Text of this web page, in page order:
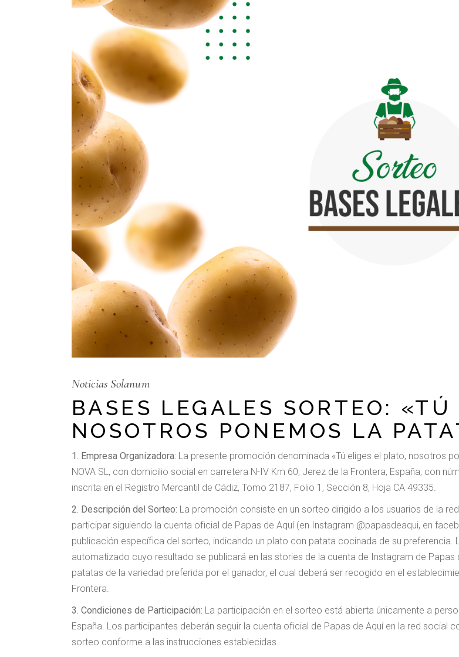
Noticias Solanum
BASES LEGALES SORTEO:
NOSOTROS PONEMOS LA
1. Empresa Organizadora: La presente promoción denominada «Tú eliges el plato, nosotros
NOVA SL, con domicilio social en carretera N-IV Km 60, Jerez de la Frontera, España, con
inscrita en el Registro Mercantil de Cádiz, Tomo 2187, Folio 1, Sección 8, Hoja CA 49335.
2. Descripción del Sorteo: La promoción consiste en un sorteo dirigido a los usuarios de la
participar siguiendo la cuenta oficial de Papas de Aquí (en Instagram @papasdeaqui, en
publicación específica del sorteo, indicando un plato con patata cocinada de su
automatizado cuyo resultado se publicará en las stories de la cuenta de Instagram de
patatas de la variedad preferida por el ganador, el cual deberá ser recogido en el
Frontera.
3. Condiciones de Participación: La participación en el sorteo está abierta únicamente a
España. Los participantes deberán seguir la cuenta oficial de Papas de Aquí en la red social
sorteo conforme a las instrucciones establecidas.